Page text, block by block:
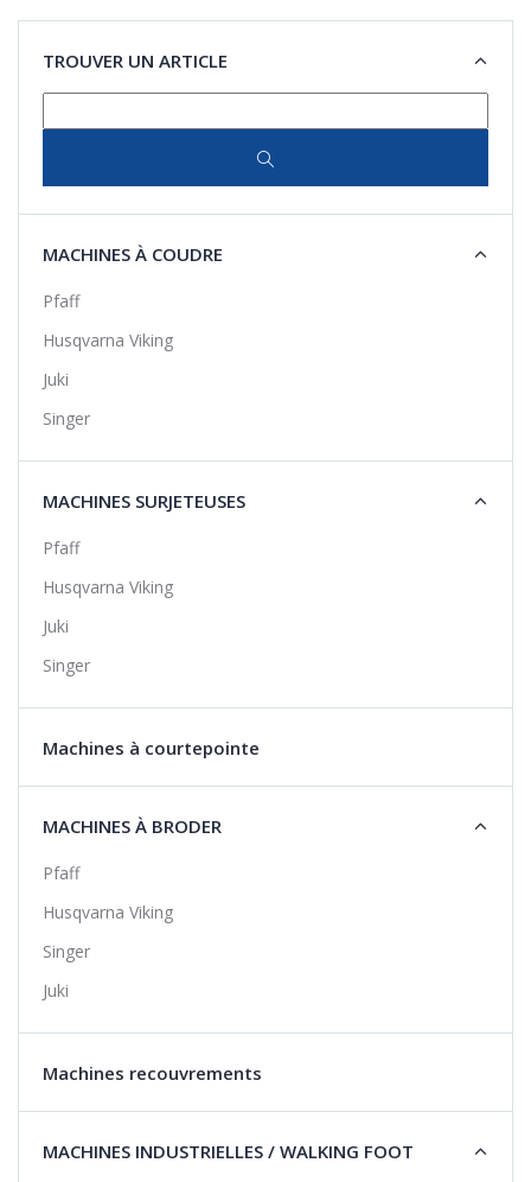
TROUVER UN ARTICLE
MACHINES À COUDRE
Pfaff
Husqvarna Viking
Juki
Singer
MACHINES SURJETEUSES
Pfaff
Husqvarna Viking
Juki
Singer
Machines à courtepointe
MACHINES À BRODER
Pfaff
Husqvarna Viking
Singer
Juki
Machines recouvrements
MACHINES INDUSTRIELLES / WALKING FOOT